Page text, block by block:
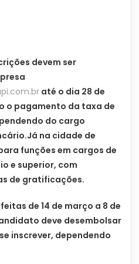
devem ser
até o dia 28 de
o pagamento da taxa de
do cargo
Já na cidade de
funções em cargos de
e superior, com
de gratificações.
de 14 de março a 8 de
deve desembolsar
inscrever, dependendo